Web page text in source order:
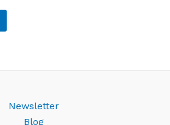
Newsletter
Blog